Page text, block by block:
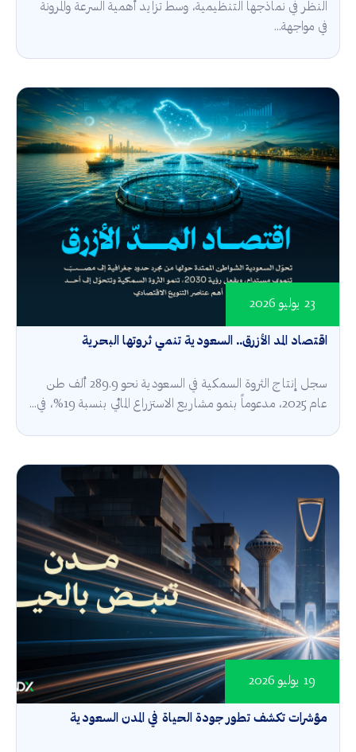
النظر في نماذجها التنظيمية، وسط تزايد أهمية السرعة والمرونة
في مواجهة...
اقتصاد المد الأزرق.. السعودية تنمي ثروتها البحرية
23 يوليو 2026
سجل إنتاج الثروة السمكية في السعودية نحو 289.9 ألف طن
عام 2025، مدعوماً بنمو مشاريع الاستزراع المائي بنسبة 19%، في...
مؤشرات تكشف تطور جودة الحياة في المدن السعودية
19 يوليو 2026